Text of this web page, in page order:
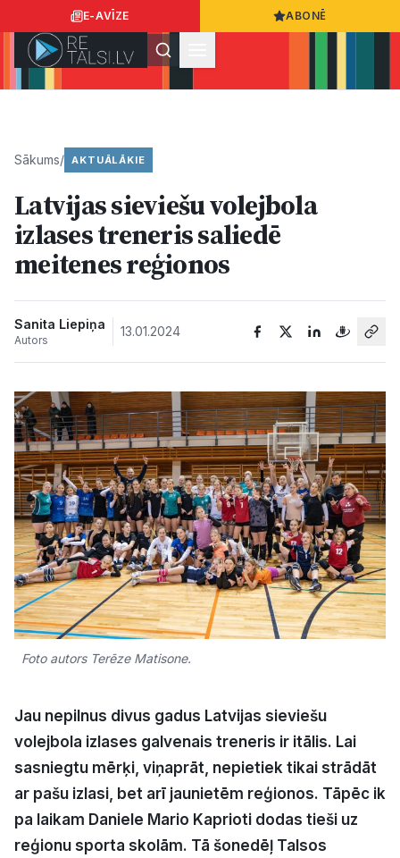
E-AVĪZE ABONĒ
Ziņas
Sabiedrība
Kultūra
Bizness
Video
Vieta
Pasākumi
Reklāma
Politiskā reklāma
Sākums/ AKTUĀLĀKIE
Latvijas sieviešu volejbola
izlases treneris saliedē
meitenes reģionos
Sanita Liepiņa
Autors
13.01.2024
Foto autors Terēze Matisone.
Jau nepilnus divus gadus Latvijas sieviešu
volejbola izlases galvenais treneris ir itālis. Lai
sasniegtu mērķi, viņaprāt, nepietiek tikai strādāt
ar pašu izlasi, bet arī jaunietēm reģionos. Tāpēc ik
pa laikam Daniele Mario Kaprioti dodas tieši uz
reģionu sporta skolām. Tā šonedēļ Talsos